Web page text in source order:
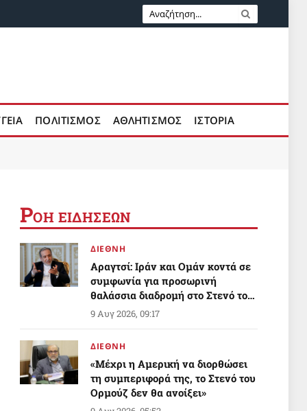
ΠΟΛΙΤΙΣΜΟΣ ΑΘΛΗΤΙΣΜΟΣ ΙΣΤΟΡΙΑ
ΡΟΗ ΕΙΔΗΣΕΩΝ
ΔΙΕΘΝΗ
Αραγτσί: Ιράν και Ομάν κοντά σε
συμφωνία για προσωρινή
θαλάσσια διαδρομή στο Στενό του
Ορμούζ
9 Αυγ 2026, 09:17
ΔΙΕΘΝΗ
«Μέχρι η Αμερική να διορθώσει
τη συμπεριφορά της, το Στενό του
Ορμούζ δεν θα ανοίξει»